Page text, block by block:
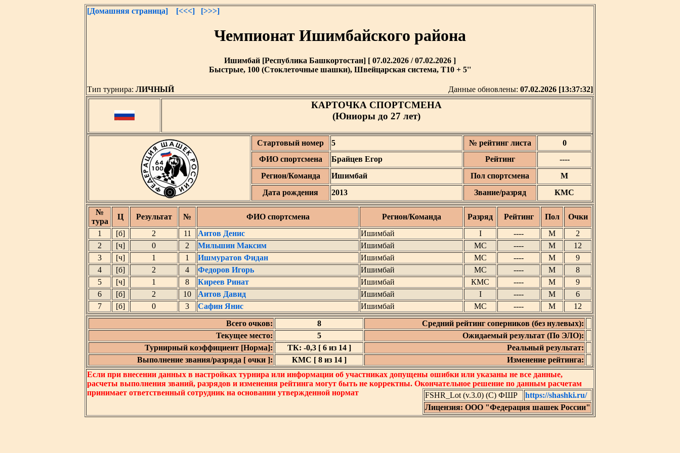
[Домашняя страница] [<<<] [>>>]
Чемпионат Ишимбайского района
Ишимбай [Республика Башкортостан] [ 07.02.2026 / 07.02.2026 ]
Быстрые, 100 (Стоклеточные шашки), Швейцарская система, T10 + 5''
Тип турнира: ЛИЧНЫЙ Данные обновлены: 07.02.2026 [13:37:32]
КАРТОЧКА СПОРТСМЕНА
(Юниоры до 27 лет)
Стартовый номер 5 № рейтинг листа
0
ФИО спортсмена
Брайцев Егор Рейтинг
----
Регион/Команда
Ишимбай Пол спортсмена
М
Дата рождения
2013 Звание/разряд КМС
№
тура
Ц Результат № ФИО спортсмена Регион/Команда Разряд Рейтинг Пол
Очки
1
[б] 2 11 Аитов Денис Ишимбай I ---- М
2
2
[ч] 0 2 Мильшин Максим Ишимбай МС ---- М
12
3
[ч] 1 1 Ишмуратов Фидан Ишимбай МС ---- М
9
4
[б] 2 4 Федоров Игорь Ишимбай МС ---- М
8
5
[ч] 1 8 Киреев Ринат Ишимбай КМС ---- М
9
6
[б] 2 10 Аитов Давид Ишимбай I ---- М
6
7
[б] 0 3 Сафин Янис Ишимбай МС ---- М
12
Всего очков:
8
Средний рейтинг соперников (без нулевых):
Текущее место:
5
Ожидаемый результат (По ЭЛО):
Турнирный коэффициент [Норма]:
ТК: -0,3 [ 6 из 14 ]
Реальный результат:
Выполнение звания/разряда [ очки ]:
КМС [ 8 из 14 ]
Изменение рейтинга:
Если при внесении данных в настройках турнира или информации об участниках допущены ошибки или указаны не все данные,
расчеты выполнения званий, разрядов и изменения рейтинга могут быть не корректны. Окончательное решение по данным расчетам
принимает ответственный сотрудник на основании утвержденной нормат
FSHR_Lot (v.3.0) (C) ФШР
https://shashki.ru/
Лицензия: ООО "Федерация шашек России"